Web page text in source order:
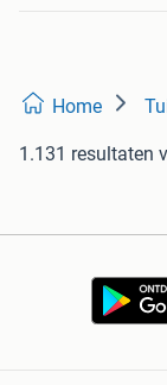
Home
1.131 resultaten